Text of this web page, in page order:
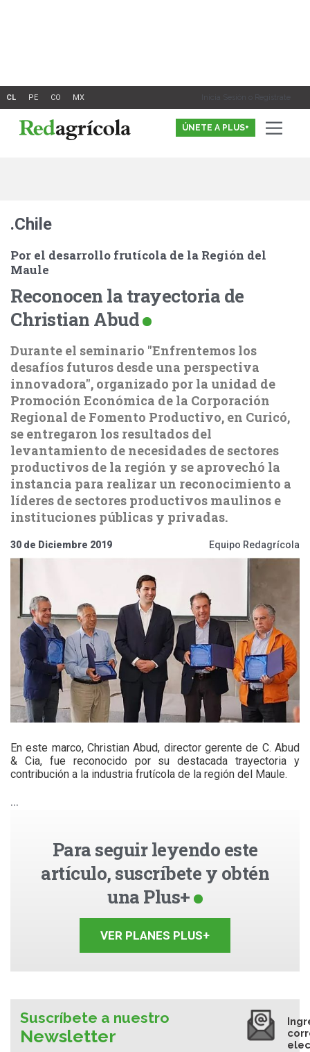
Inicia Sesión o Registrate
ÚNETE A PLUS+
.Chile
Por el desarrollo frutícola de la Región del
Maule
Reconocen la trayectoria de
Christian Abud
Durante el seminario "Enfrentemos los
desafíos futuros desde una perspectiva
innovadora", organizado por la unidad de
Promoción Económica de la Corporación
Regional de Fomento Productivo, en Curicó,
se entregaron los resultados del
levantamiento de necesidades de sectores
productivos de la región y se aprovechó la
instancia para realizar un reconocimiento a
líderes de sectores productivos maulinos e
instituciones públicas y privadas.
30 de Diciembre 2019 Equipo Redagrícola
En este marco, Christian Abud, director gerente de C. Abud
& Cia, fue reconocido por su destacada trayectoria y
contribución a la industria frutícola de la región del Maule.
...
Para seguir leyendo este
artículo, suscríbete y obtén
una Plus+
VER PLANES PLUS+
Suscríbete a nuestro
Newsletter